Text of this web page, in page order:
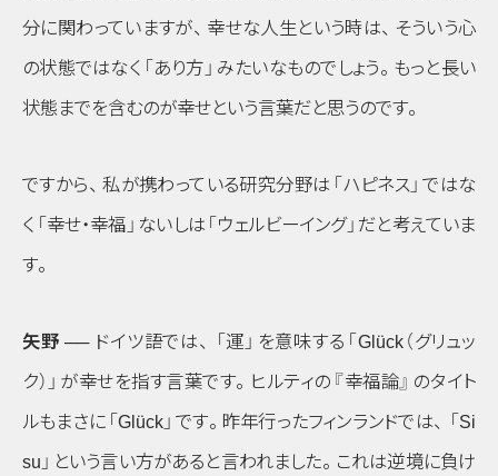
分に関わっていますが、 幸せな人生という時は、 そういう心
の状態ではなく 「あり方」 みたいなものでしょう。 もっと長い
状態までを含むのが幸せという言葉だと思うのです。
ですから、 私が携わっている研究分野は 「ハピネス」 ではな
く 「幸せ・幸福」 ないしは 「ウェルビーイング」 だと考えていま
す。
矢野 ── ドイツ語では、 「運」 を意味する 「Glück（グリュッ
ク）」 が幸せを指す言葉です。 ヒルティの 『幸福論』 のタイト
ルもまさに 「Glück」 です。 昨年行ったフィンランドでは、
「Si
su」 という言い方があると言われました。 これは逆境に負け